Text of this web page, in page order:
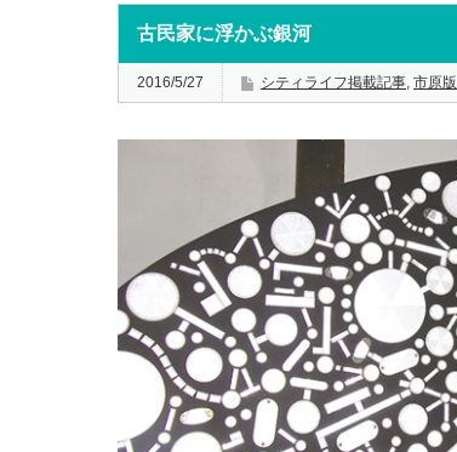
古民家に浮かぶ銀河
2016/5/27 シティライフ掲載記事, 市原版